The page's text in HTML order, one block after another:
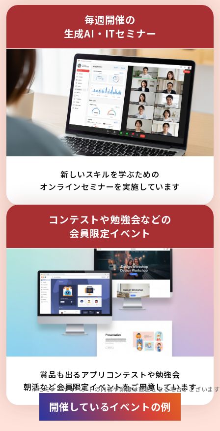
毎週開催の
生成AI・ITセミナー
新しいスキルを学ぶための
オンラインセミナーを実施しています
コンテストや勉強会などの
会員限定イベント
賞品も出るアプリコンテストや勉強会
朝活など会員限定イベントをご用意しています
※セミナーやイベントの内容や頻度は変更となる場合がございます
開催しているイベントの例